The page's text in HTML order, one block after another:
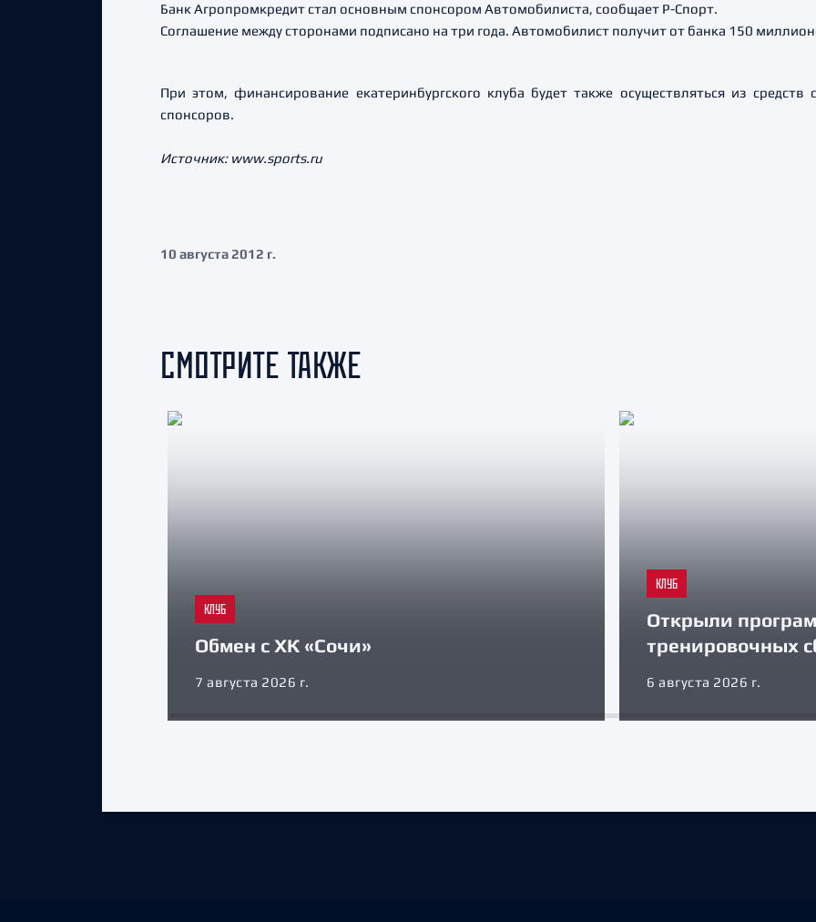
Банк Агропромкредит стал основным спонсором Автомобилиста, сообщает Р-Спорт.
Соглашение между сторонами подписано на три года. Автомобилист получит от банка 150
При этом, финансирование екатеринбургского клуба будет также осуществляться из
спонсоров.
Источник: www.sports.ru
10 августа 2012 г.
СМОТРИТЕ ТАКЖЕ
КЛУБ
Обмен с ХК «Сочи»
7 августа 2026 г.
КЛУБ
Открыли
тренировочных
6 августа 2026 г.